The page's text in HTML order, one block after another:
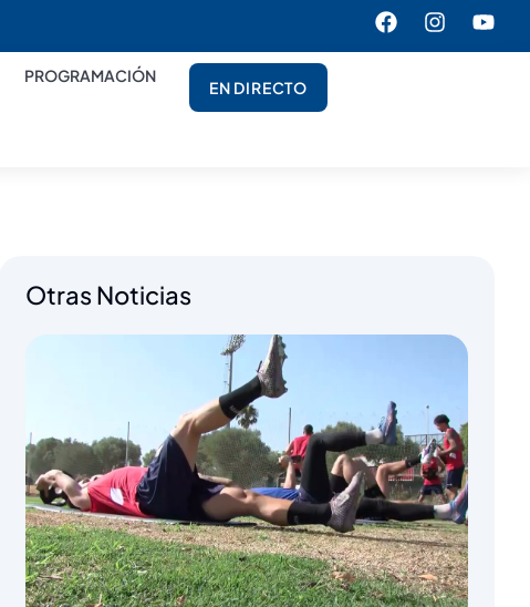
PROGRAMACIÓN
EN DIRECTO
Otras Noticias